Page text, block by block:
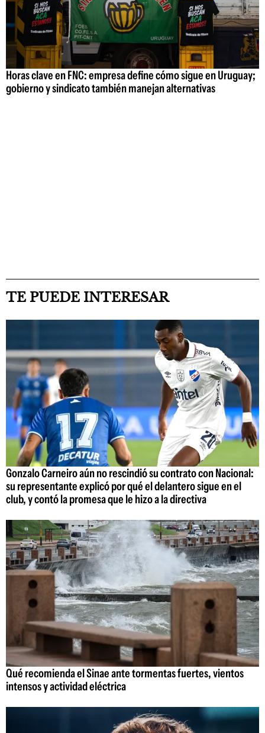
Horas clave en FNC: empresa define cómo sigue en Uruguay;
gobierno y sindicato también manejan alternativas
TE PUEDE INTERESAR
Gonzalo Carneiro aún no rescindió su contrato con Nacional:
su representante explicó por qué el delantero sigue en el
club, y contó la promesa que le hizo a la directiva
Qué recomienda el Sinae ante tormentas fuertes, vientos
intensos y actividad eléctrica